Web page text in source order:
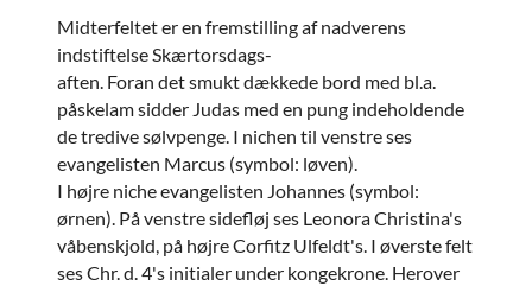
Midterfeltet er en fremstilling af nadverens
indstiftelse Skærtorsdags-
aften. Foran det smukt dækkede bord med bl.a.
påskelam sidder Judas med en pung indeholdende
de tredive sølvpenge. I nichen til venstre ses
evangelisten Marcus (symbol: løven).
I højre niche evangelisten Johannes (symbol:
ørnen). På venstre sidefløj ses Leonora Christina's
våbenskjold, på højre Corfitz Ulfeldt's. I øverste felt
ses Chr. d. 4's initialer under kongekrone. Herover